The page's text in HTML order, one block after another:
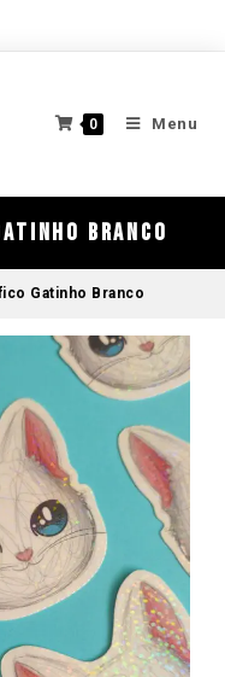
0 Menu
Branco
Gatinho Branco